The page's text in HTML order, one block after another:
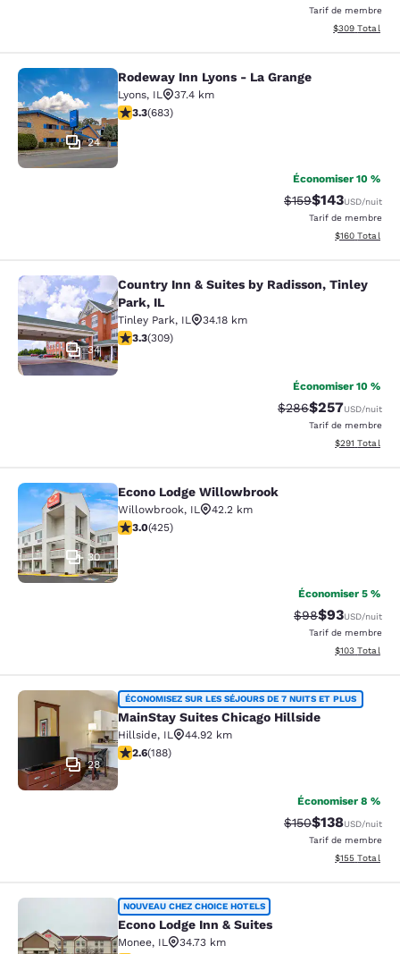
Tarif de membre
Afficher les
$309 Total
Rodeway Inn Lyons - La Grange
24
Rodeway Inn Lyons - La Grange
Lyons, IL
37.4 km
3.33 étoiles. Bien. 683 commentaires
3.3(683)
Économiser 10 %
Tarif barré :
$159Tarif réduit :
$143USD/nuit
Tarif de membre
Afficher les
$160 Total
Country Inn & Suites by Radisson,
34
Country Inn & Suites by Radisson, Tinley
Park, IL
Tinley Park, IL
34.18 km
3.33 étoiles. Bien. 309 commentaires
3.3(309)
Économiser 10 %
Tarif barré :
$286Tarif réduit :
$257USD/nuit
Tarif de membre
Afficher les
$291 Total
Econo Lodge Willowbrook
30
Econo Lodge Willowbrook
Willowbrook, IL
42.2 km
3 étoiles. Moyen. 425 commentaires
3.0(425)
Économiser 5 %
Tarif barré :
$98Tarif réduit :
$93USD/nuit
Tarif de membre
Afficher les
$103 Total
MainStay Suites Chicago Hillside
28
ÉCONOMISEZ SUR LES SÉJOURS DE 7 NUITS ET PLUS
MainStay Suites Chicago Hillside
Hillside, IL
44.92 km
2.63 étoiles. Moyen. 188 commentaires
2.6(188)
Économiser 8 %
Tarif barré :
$150Tarif réduit :
$138USD/nuit
Tarif de membre
Afficher les
$155 Total
Econo Lodge Inn & Suites
NOUVEAU CHEZ CHOICE HOTELS
Econo Lodge Inn & Suites
Monee, IL
34.73 km